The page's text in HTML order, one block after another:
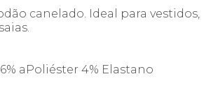
canelado. Ideal para vestidos,
aPoliéster 4% Elastano